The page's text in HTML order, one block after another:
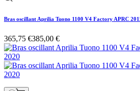
Bras oscillant Aprilia Tuono 1100 V4 Factory APRC
365,75 €385,00 €